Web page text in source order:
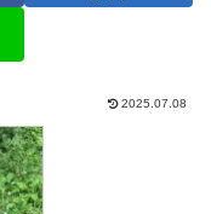
2025.07.08